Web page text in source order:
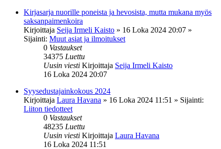
Kirjasarja nuorille poneista ja hevosista, mutta mukana myös
saksanpaimenkoira
Kirjoittaja Seija Irmeli Kaisto » 16 Loka 2024 20:07 »
Sijainti: Muut asiat ja ilmoitukset
0 Vastaukset
34375 Luettu
Uusin viesti Kirjoittaja Seija Irmeli Kaisto
16 Loka 2024 20:07
Syysedustajainkokous 2024
Kirjoittaja Laura Havana » 16 Loka 2024 11:51 » Sijainti:
Liiton tiedotteet
0 Vastaukset
48235 Luettu
Uusin viesti Kirjoittaja Laura Havana
16 Loka 2024 11:51